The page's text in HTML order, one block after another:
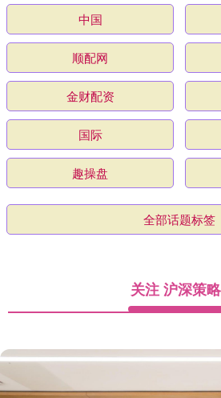
中国
顺配网
金财配资
国际
趣操盘
全部话题标签
关注 沪深策略